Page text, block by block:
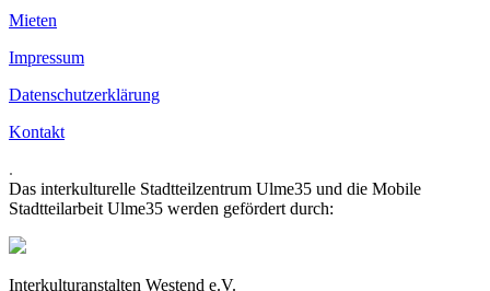
Mieten
Impressum
Datenschutzerklärung
Kontakt
.
Das interkulturelle Stadtteilzentrum Ulme35 und die Mobile
Stadtteilarbeit Ulme35 werden gefördert durch:
Interkulturanstalten Westend e.V.